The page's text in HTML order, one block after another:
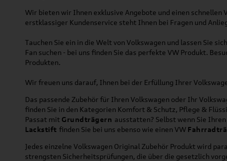
Wir bieten wir Ihnen exklusive Angebote und einen schnellen
erstklassiger Kundenservice steht Ihnen bei Fragen und
Tauchen Sie ein in die Welt von Volkswagen und lassen Sie
Fan suchen - bei uns finden Sie das perfekte VW Produkt.
Produkten.
Wir freuen uns darauf, Ihnen bei der Erfüllung Ihrer
Das passende Zubehör für Ihren Volkswagen oder Ihr
finden Sie in den Kategorien Komfort & Schutz, Pflege &
Passat mit Grundträgern ausstatten? Selbst wenn Sie
Lackstift finden Sie bei uns ebenso wie einen VW
Jedes einzelne Volkswagen Original Zubehör Produkt wird
strengsten Sicherheitsprüfungen, die über die gesetzlich